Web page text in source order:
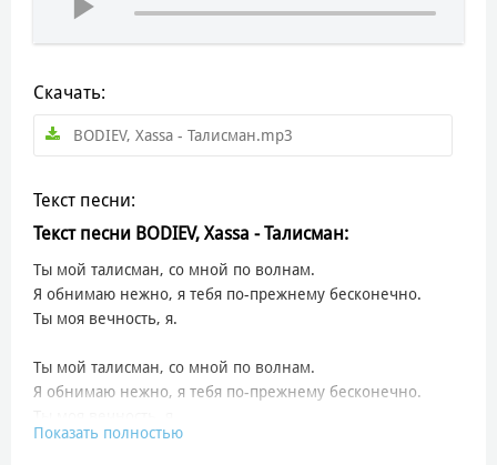
Скачать:
BODIEV, Xassa - Талисман.mp3
Текст песни:
Текст песни BODIEV, Xassa - Талисман:
Ты мой талисман, со мной по волнам.
Я обнимаю нежно, я тебя по-прежнему бесконечно.
Ты моя вечность, я.
Ты мой талисман, со мной по волнам.
Я обнимаю нежно, я тебя по-прежнему бесконечно.
Показать полностью